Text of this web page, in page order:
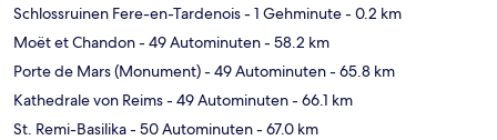
Schlossruinen Fere-en-Tardenois- 1 Gehminute- 0.2 km
Moët et Chandon- 49 Autominuten- 58.2 km
Porte de Mars (Monument)- 49 Autominuten- 65.8 km
Kathedrale von Reims- 49 Autominuten- 66.1 km
St. Remi-Basilika- 50 Autominuten- 67.0 km